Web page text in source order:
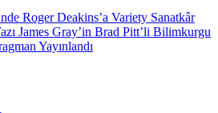
Roger Deakins’a Variety Sanatkâr
James Gray’in Brad Pitt’li Bilimkurgu
Yayınlandı